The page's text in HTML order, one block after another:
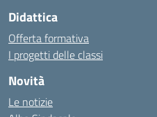
Didattica
Offerta formativa
I progetti delle classi
Novità
Le notizie